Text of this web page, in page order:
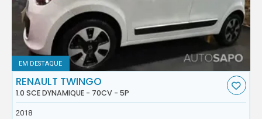
EM DESTAQUE
RENAULT TWINGO
1.0 SCE DYNAMIQUE - 70CV - 5P
2018